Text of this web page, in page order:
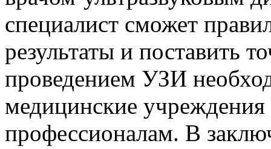
специалист сможет
результаты и поставить
проведением УЗИ
медицинские учреждения
профессионалам. В